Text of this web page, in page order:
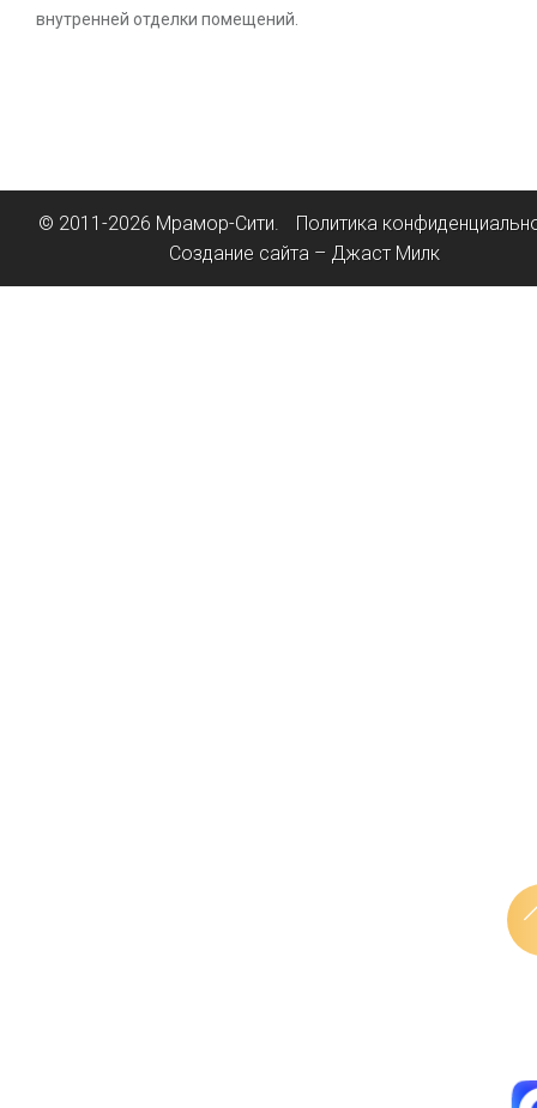
внутренней отделки помещений.
© 2011-2026 Мрамор-Сити.
Политика
Создание сайта – Джаст Милк